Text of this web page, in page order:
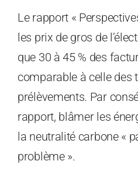
Le rapport «
les prix de gros de
que 30 à 45 % des
comparable à celle des
prélèvements. Par
rapport, blâmer les
la neutralité carbone «
problème ».